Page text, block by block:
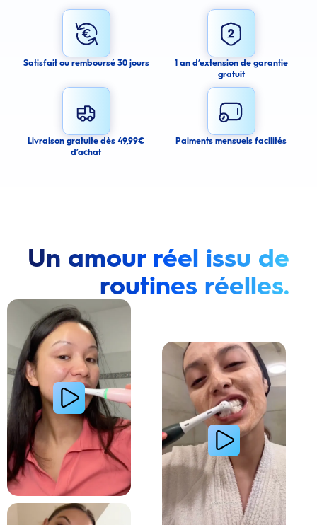
I agree to receive email alerts about this product.
By signing up for email alerts, you agree to receive email
communications regarding this product. We may use your email address
to send you email messages about product availability. We process your
personal data as stated in our Privacy Policy. You may withdraw your
consent or manage your email preferences at any time.
Cancel
Satisfait ou remboursé 30 jours
1 an d’extension de garantie
gratuit
Livraison gratuite dès 49,99€
d’achat
Paiments mensuels facilités
Un amour réel issu de
routines réelles.
Lire la vidéo : Une jeune femme montre comment elle a amélioré l’apparence de ses dents
Lire la vidéo : Une jeune femme partage sa
Lire la vidéo : La routine du matin d’une jeune femme avec le système de brosse à dents